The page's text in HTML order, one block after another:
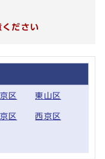
ださい
区 東山区
区 西京区